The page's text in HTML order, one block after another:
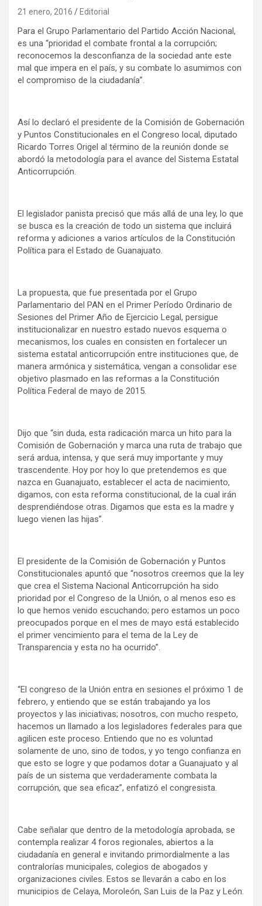
21 enero, 2016 Editorial
Para el Grupo Parlamentario del Partido Acción Nacional,
es una “prioridad el combate frontal a la corrupción;
reconocemos la desconfianza de la sociedad ante este
mal que impera en el país, y su combate lo asumimos con
el compromiso de la ciudadanía”.
Así lo declaró el presidente de la Comisión de Gobernación
y Puntos Constitucionales en el Congreso local, diputado
Ricardo Torres Origel al término de la reunión donde se
abordó la metodología para el avance del Sistema Estatal
Anticorrupción.
El legislador panista precisó que más allá de una ley, lo que
se busca es la creación de todo un sistema que incluirá
reforma y adiciones a varios artículos de la Constitución
Política para el Estado de Guanajuato.
La propuesta, que fue presentada por el Grupo
Parlamentario del PAN en el Primer Período Ordinario de
Sesiones del Primer Año de Ejercicio Legal, persigue
institucionalizar en nuestro estado nuevos esquema o
mecanismos, los cuales en consisten en fortalecer un
sistema estatal anticorrupción entre instituciones que, de
manera armónica y sistemática, vengan a consolidar ese
objetivo plasmado en las reformas a la Constitución
Política Federal de mayo de 2015.
Dijo que “sin duda, esta radicación marca un hito para la
Comisión de Gobernación y marca una ruta de trabajo que
será ardua, intensa, y que será muy importante y muy
trascendente. Hoy por hoy lo que pretendemos es que
nazca en Guanajuato, establecer el acta de nacimiento,
digamos, con esta reforma constitucional, de la cual irán
desprendiéndose otras. Digamos que esta es la madre y
luego vienen las hijas”.
El presidente de la Comisión de Gobernación y Puntos
Constitucionales apuntó que “nosotros creemos que la ley
que crea el Sistema Nacional Anticorrupción ha sido
prioridad por el Congreso de la Unión, o al menos eso es
lo que hemos venido escuchando; pero estamos un poco
preocupados porque en el mes de mayo está establecido
el primer vencimiento para el tema de la Ley de
Transparencia y esta no ha ocurrido”.
“El congreso de la Unión entra en sesiones el próximo 1 de
febrero, y entiendo que se están trabajando ya los
proyectos y las iniciativas; nosotros, con mucho respeto,
hacemos un llamado a los legisladores federales para que
agilicen este proceso. Entiendo que no es voluntad
solamente de uno, sino de todos, y yo tengo confianza en
que esto se logre y que podamos dotar a Guanajuato y al
país de un sistema que verdaderamente combata la
corrupción, que sea eficaz”, enfatizó el congresista.
Cabe señalar que dentro de la metodología aprobada, se
contempla realizar 4 foros regionales, abiertos a la
ciudadanía en general e invitando primordialmente a las
contralorías municipales, colegios de abogados y
organizaciones civiles. Estos se llevarán a cabo en los
municipios de Celaya, Moroleón, San Luis de la Paz y León.